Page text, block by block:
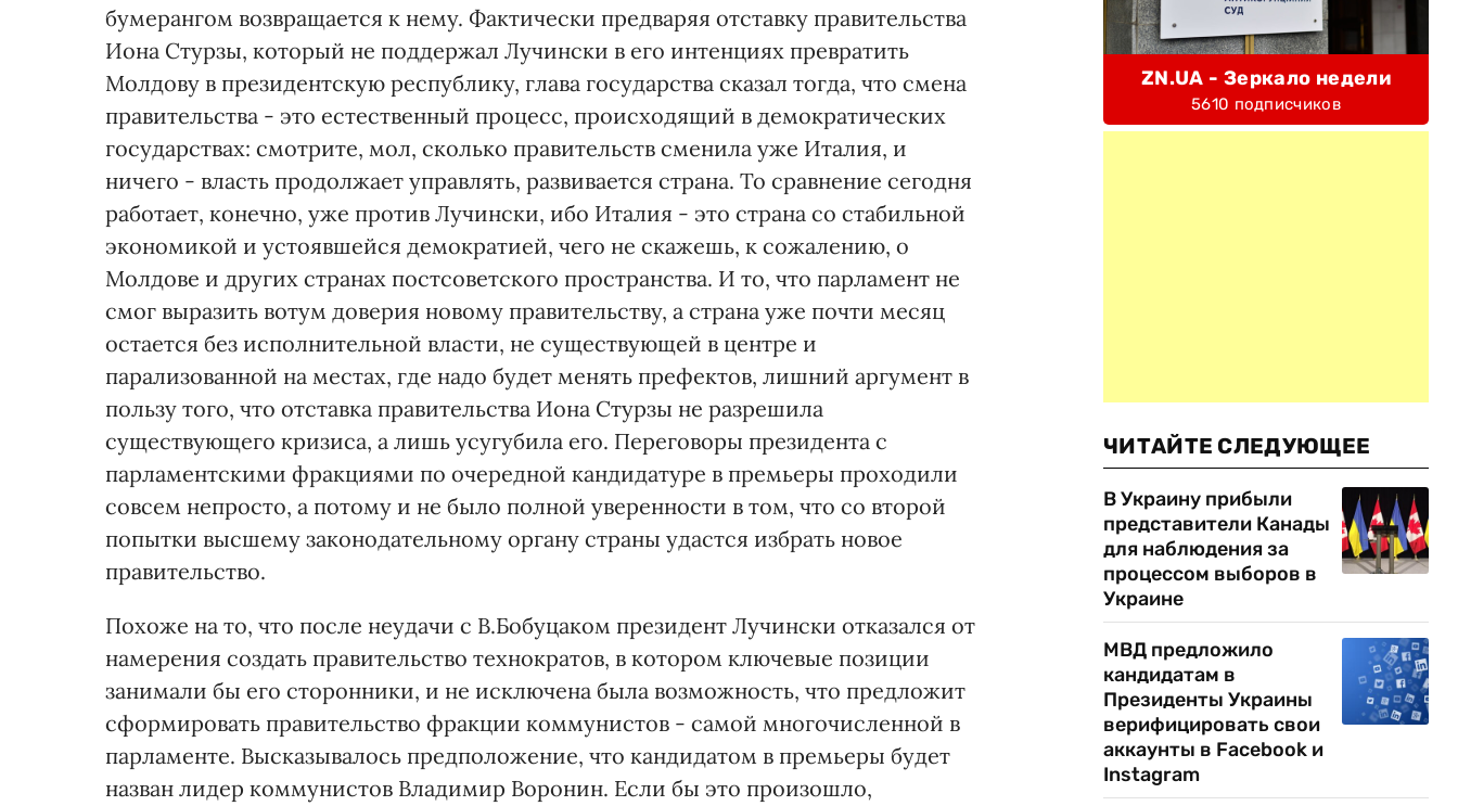
бумерангом возвращается к нему. Фактически предваряя отставку правительства
Иона Стурзы, который не поддержал Лучински в его интенциях превратить
Молдову в президентскую республику, глава государства сказал тогда, что смена
правительства - это естественный процесс, происходящий в демократических
государствах: смотрите, мол, сколько правительств сменила уже Италия, и
ничего - власть продолжает управлять, развивается страна. То сравнение сегодня
работает, конечно, уже против Лучински, ибо Италия - это страна со стабильной
экономикой и устоявшейся демократией, чего не скажешь, к сожалению, о
Молдове и других странах постсоветского пространства. И то, что парламент не
смог выразить вотум доверия новому правительству, а страна уже почти месяц
остается без исполнительной власти, не существующей в центре и
парализованной на местах, где надо будет менять префектов, лишний аргумент в
пользу того, что отставка правительства Иона Стурзы не разрешила
существующего кризиса, а лишь усугубила его. Переговоры президента с
парламентскими фракциями по очередной кандидатуре в премьеры проходили
совсем непросто, а потому и не было полной уверенности в том, что со второй
попытки высшему законодательному органу страны удастся избрать новое
правительство.
Похоже на то, что после неудачи с В.Бобуцаком президент Лучински отказался от
намерения создать правительство технократов, в котором ключевые позиции
занимали бы его сторонники, и не исключена была возможность, что предложит
сформировать правительство фракции коммунистов - самой многочисленной в
парламенте. Высказывалось предположение, что кандидатом в премьеры будет
назван лидер коммунистов Владимир Воронин. Если бы это произошло,
ZN.UA - Зеркало недели
5610 подписчиков
ЧИТАЙТЕ СЛЕДУЮЩЕЕ
В Украину прибыли
представители Канады
для наблюдения за
процессом выборов в
Украине
МВД предложило
кандидатам в
Президенты Украины
верифицировать свои
аккаунты в Facebook и
Instagram